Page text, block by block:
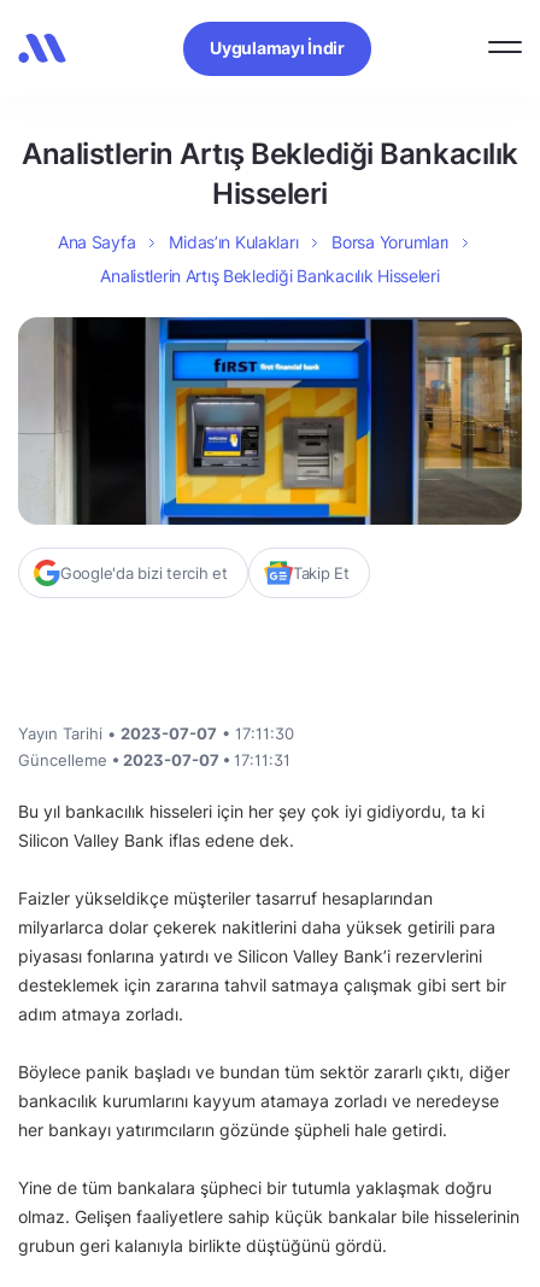
Uygulamayı İndir
Analistlerin Artış Beklediği Bankacılık
Hisseleri
Ana Sayfa Midas’ın Kulakları
Borsa Yorumları
Analistlerin Artış Beklediği Bankacılık Hisseleri
Google'da bizi tercih et Takip Et
Yayın Tarihi • 2023-07-07 • 17:11:30
Güncelleme • 2023-07-07 • 17:11:31
Bu yıl bankacılık hisseleri için her şey çok iyi gidiyordu, ta ki
Silicon Valley Bank iflas edene dek.
Faizler yükseldikçe müşteriler tasarruf hesaplarından
milyarlarca dolar çekerek nakitlerini daha yüksek getirili para
piyasası fonlarına yatırdı ve Silicon Valley Bank’i rezervlerini
desteklemek için zararına tahvil satmaya çalışmak gibi sert bir
adım atmaya zorladı.
Böylece panik başladı ve bundan tüm sektör zararlı çıktı, diğer
bankacılık kurumlarını kayyum atamaya zorladı ve neredeyse
her bankayı yatırımcıların gözünde şüpheli hale getirdi.
Yine de tüm bankalara şüpheci bir tutumla yaklaşmak doğru
olmaz. Gelişen faaliyetlere sahip küçük bankalar bile hisselerinin
grubun geri kalanıyla birlikte düştüğünü gördü.